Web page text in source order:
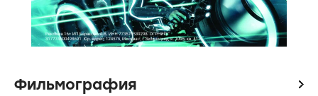
Фильмография icon